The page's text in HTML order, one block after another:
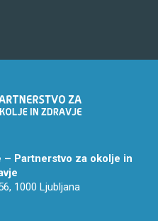
Partnerstvo za okolje in
1000 Ljubljana